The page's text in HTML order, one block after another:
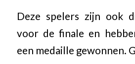
Deze spelers zijn ook
voor de finale en
een medaille gewonnen.